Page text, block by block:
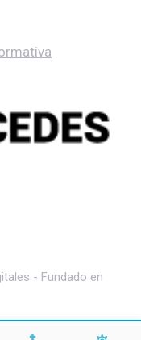
- Fundado en